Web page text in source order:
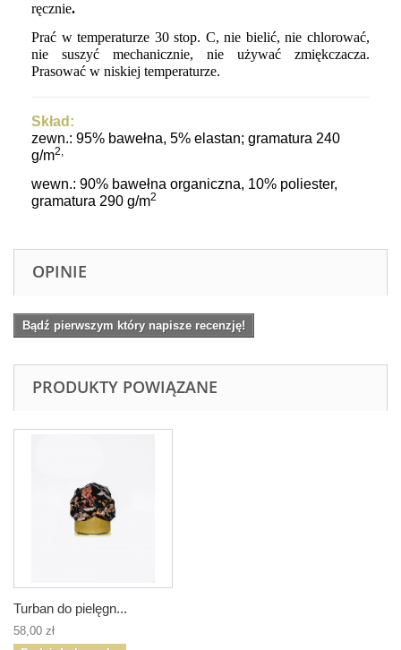
ręcznie.
Prać w temperaturze 30 stop. C, nie bielić, nie chlorować,
nie suszyć mechanicznie, nie używać zmiękczacza.
Prasować w niskiej temperaturze.
Skład:
zewn.: 95% bawełna, 5% elastan; gramatura 240
g/m2,
wewn.: 90% bawełna organiczna, 10% poliester,
gramatura 290 g/m2
OPINIE
Bądź pierwszym który napisze recenzję!
PRODUKTY POWIĄZANE
Turban do pielęgn...
58,00 zł